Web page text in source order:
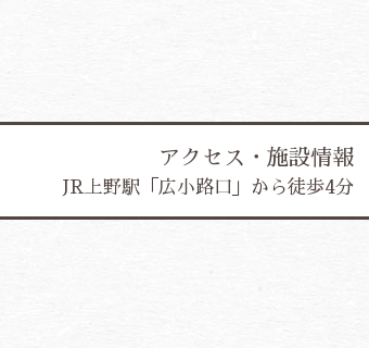
アクセス・施設情報
JR上野駅「広小路口」から徒歩4分